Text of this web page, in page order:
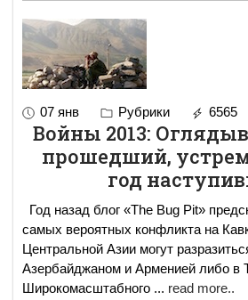
07 янв Рубрики 6565
Войны 2013:
прошедший,
год
Год назад блог «The Bug Pit»
самых вероятных конфликта на
Центральной Азии могут
Азербайджаном и Арменией либо в
Широкомасштабного ... read more..